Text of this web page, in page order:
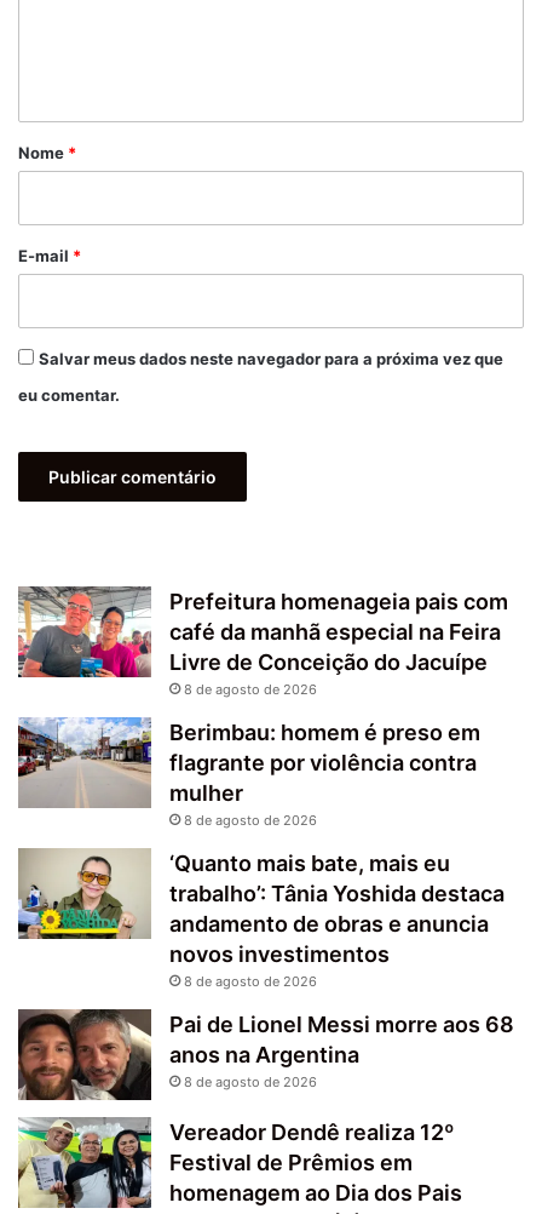
r
*
Nome *
E-mail *
Salvar meus dados neste navegador para a próxima vez que
eu comentar.
Prefeitura homenageia pais com
café da manhã especial na Feira
Livre de Conceição do Jacuípe
8 de agosto de 2026
Berimbau: homem é preso em
flagrante por violência contra
mulher
8 de agosto de 2026
‘Quanto mais bate, mais eu
trabalho’: Tânia Yoshida destaca
andamento de obras e anuncia
novos investimentos
8 de agosto de 2026
Pai de Lionel Messi morre aos 68
anos na Argentina
8 de agosto de 2026
Vereador Dendê realiza 12º
Festival de Prêmios em
homenagem ao Dia dos Pais